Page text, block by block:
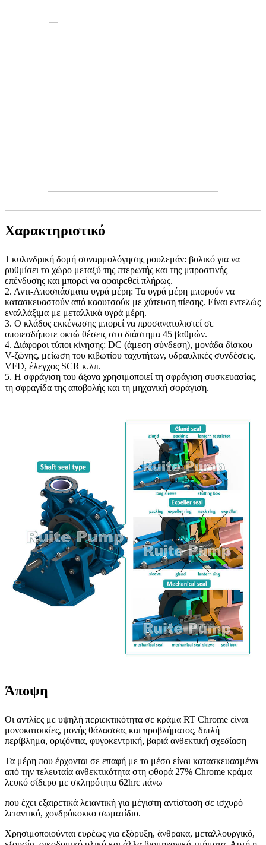
Χαρακτηριστικό
1 κυλινδρική δομή συναρμολόγησης ρουλεμάν: βολικό για να
ρυθμίσει το χώρο μεταξύ της πτερωτής και της μπροστινής
επένδυσης και μπορεί να αφαιρεθεί πλήρως.
2. Αντι-Αποσπάσματα υγρά μέρη: Τα υγρά μέρη μπορούν να
κατασκευαστούν από καουτσούκ με χύτευση πίεσης. Είναι εντελώς
εναλλάξιμα με μεταλλικά υγρά μέρη.
3. Ο κλάδος εκκένωσης μπορεί να προσανατολιστεί σε
οποιεσδήποτε οκτώ θέσεις στο διάστημα 45 βαθμών.
4. Διάφοροι τύποι κίνησης: DC (άμεση σύνδεση), μονάδα δίσκου
V-ζώνης, μείωση του κιβωτίου ταχυτήτων, υδραυλικές συνδέσεις,
VFD, έλεγχος SCR κ.λπ.
5. Η σφράγιση του άξονα χρησιμοποιεί τη σφράγιση συσκευασίας,
τη σφραγίδα της αποβολής και τη μηχανική σφράγιση.
Άποψη
Οι αντλίες με υψηλή περιεκτικότητα σε κράμα RT Chrome είναι
μονοκατοικίες, μονής θάλασσας και προβλήματος, διπλή
περίβλημα, οριζόντια, φυγοκεντρική, βαριά ανθεκτική σχεδίαση
Τα μέρη που έρχονται σε επαφή με το μέσο είναι κατασκευασμένα
από την τελευταία ανθεκτικότητα στη φθορά 27% Chrome κράμα
λευκό σίδερο με σκληρότητα 62hrc πάνω
που έχει εξαιρετικά λειαντική για μέγιστη αντίσταση σε ισχυρό
λειαντικό, χονδρόκοκκο σωματίδιο.
Χρησιμοποιούνται ευρέως για εξόρυξη, άνθρακα, μεταλλουργικό,